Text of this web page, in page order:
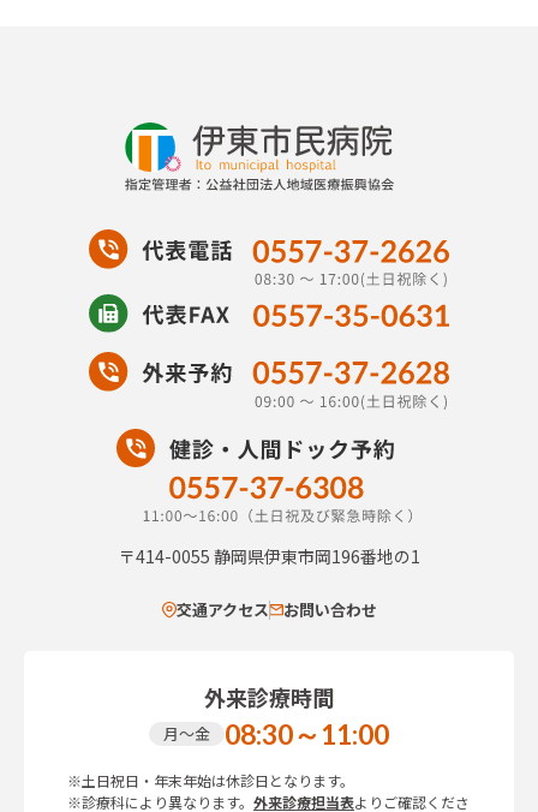
〒414-0055 静岡県伊東市岡196番地の1
交通アクセス お問い合わせ
外来診療時間
月～金 08:30～11:00
※土日祝日・年末年始は休診日となります。
※診療科により異なります。 外来診療担当表よりご確認くださ